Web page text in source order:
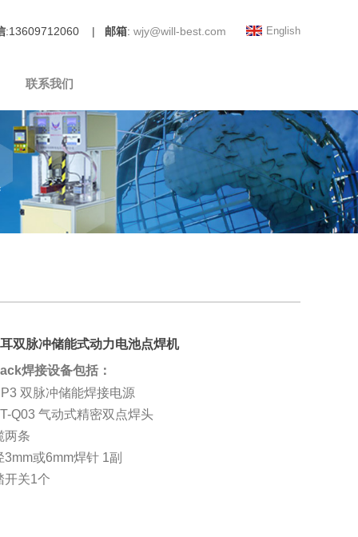
English
:13609712060 | 邮箱: wjy@will-best.com
联系我们
双脉冲储能式动力电池点焊机
焊接设备包括：
双脉冲储能焊接电源
Q03 气动式精密双点焊头
两条
3mm或6mm焊针 1副
开关1个